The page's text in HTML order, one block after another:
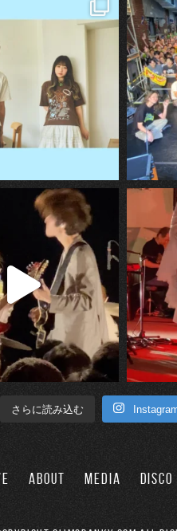
さらに読み込む
ABOUT MEDIA DISCO